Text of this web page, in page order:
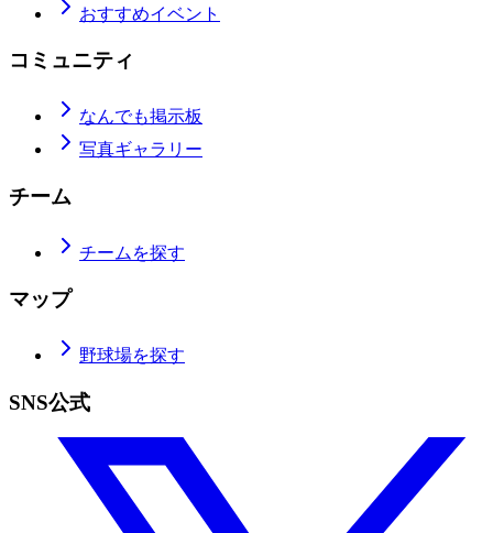
おすすめイベント
コミュニティ
なんでも掲示板
写真ギャラリー
チーム
チームを探す
マップ
野球場を探す
SNS公式